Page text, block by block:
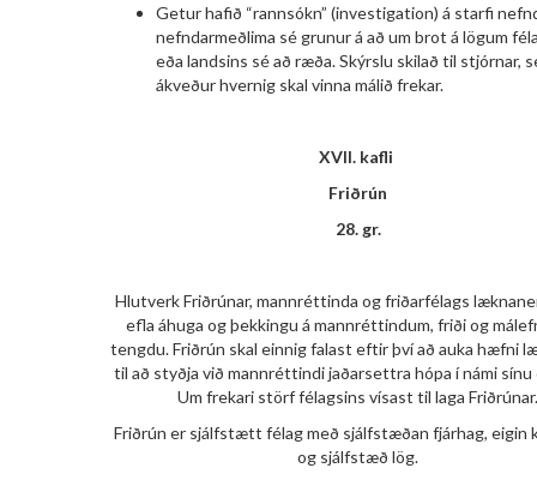
Getur hafið “rannsókn” (investigation) á starfi
nefndarmeðlima sé grunur á að um brot á lögum
eða landsins sé að ræða. Skýrslu skilað til stjórnar,
ákveður hvernig skal vinna málið frekar.
XVII. kafli
Friðrún
28. gr.
Hlutverk Friðrúnar, mannréttinda og friðarfélags
efla áhuga og þekkingu á mannréttindum, friði og
tengdu. Friðrún skal einnig falast eftir því að auka hæfni
til að styðja við mannréttindi jaðarsettra hópa í námi
Um frekari störf félagsins vísast til laga
Friðrún er sjálfstætt félag með sjálfstæðan fjárhag, eigin
og sjálfstæð lög.